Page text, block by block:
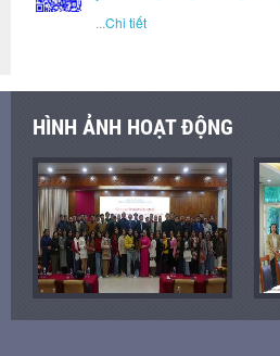
Chi tiết
HÌNH ẢNH HOẠT ĐỘNG